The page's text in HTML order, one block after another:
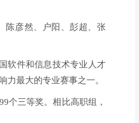
陈彦然、户阳、彭超、张
软件和信息技术专业人才
力最大的专业赛事之一。
个三等奖。相比高职组，